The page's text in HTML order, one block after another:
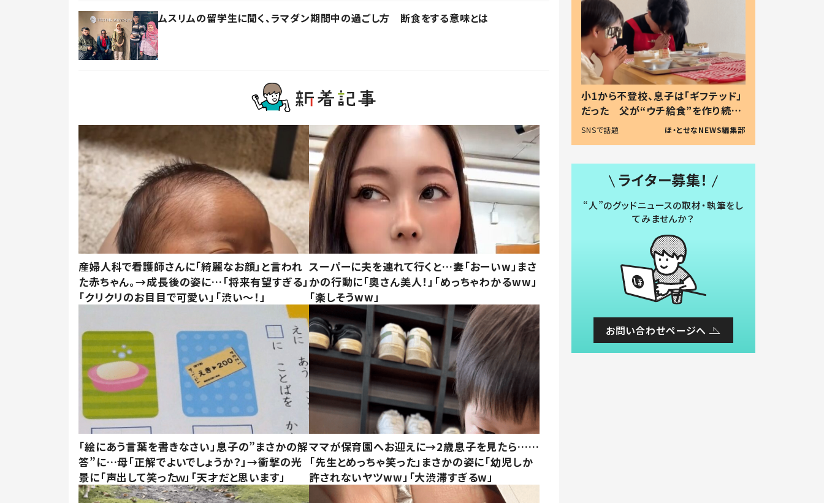
ムスリムの留学生に聞く、ラマダン期間中の過ごし方 断食をする意味とは
産婦人科で看護師さんに「綺麗なお顔」と言われ
た赤ちゃん。→成長後の姿に…「将来有望すぎる」
「クリクリのお目目で可愛い」「渋い～！」
スーパーに夫を連れて行くと…妻「おーいw」まさ
かの行動に「奥さん美人！」「めっちゃわかるww」
「楽しそうww」
「絵にあう言葉を書きなさい」息子の”まさかの解
答”に…母「正解でよいでしょうか？」→衝撃の光
景に「声出して笑ったｗ」「天才だと思います」
ママが保育園へお迎えに→2歳息子を見たら……
「先生とめっちゃ笑った」まさかの姿に「幼児しか
許されないヤツww」「大渋滞すぎるw」
小1から不登校、息子は「ギフテッド」
だった 父が“ウチ給食”を作り続け
る理由とは #令和の親 #令和の子
SNSで話題 ほ・とせなNEWS編集部
ライター募集！
“人”のグッドニュースの取材・執筆をし
てみませんか？
お問い合わせページへ